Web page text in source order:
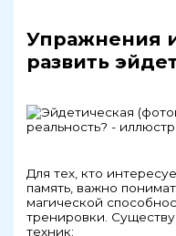
Упражнения
развить
Для тех, кто
память, важно
магической
тренировки.
техник: